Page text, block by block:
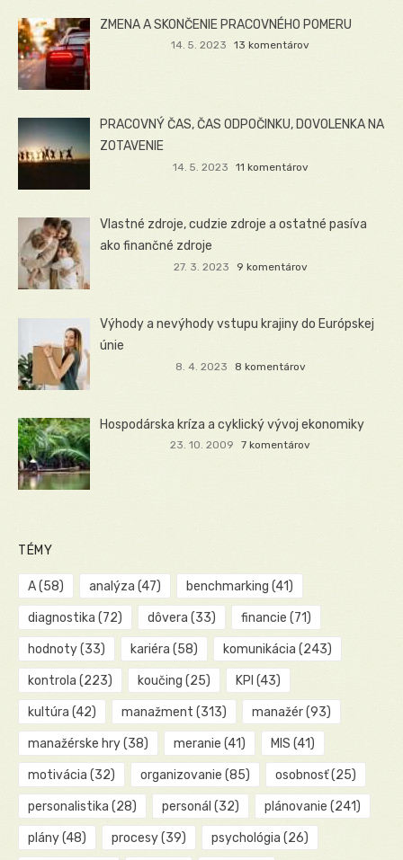
ZMENA A SKONČENIE PRACOVNÉHO POMERU
14. 5. 2023 13 komentárov
PRACOVNÝ ČAS, ČAS ODPOČINKU, DOVOLENKA NA
ZOTAVENIE
14. 5. 2023 11 komentárov
Vlastné zdroje, cudzie zdroje a ostatné pasíva
ako finančné zdroje
27. 3. 2023 9 komentárov
Výhody a nevýhody vstupu krajiny do Európskej
únie
8. 4. 2023 8 komentárov
Hospodárska kríza a cyklický vývoj ekonomiky
23. 10. 2009 7 komentárov
TÉMY
A(58) analýza (47) benchmarking (41)
diagnostika (72) dôvera (33) financie (71)
hodnoty(33) kariéra (58) komunikácia (243)
kontrola (223) koučing (25) KPI (43)
kultúra (42) manažment (313) manažér(93)
manažérske hry(38) meranie (41) MIS (41)
motivácia (32) organizovanie (85) osobnosť(25)
personalistika (28) personál (32) plánovanie (241)
plány(48) procesy(39) psychológia (26)